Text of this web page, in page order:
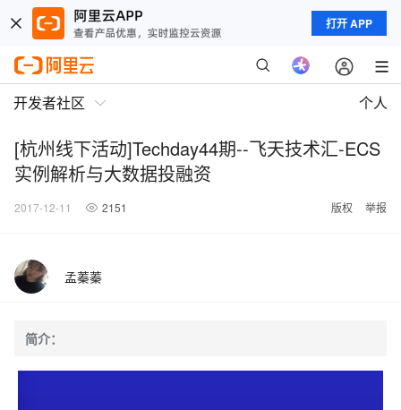
打开 APP
开发者社区 个人
[杭州线下活动]Techday44期--飞天技术汇-ECS
实例解析与大数据投融资
2017-12-11 2151 版权 举报
孟蓁蓁
简介：